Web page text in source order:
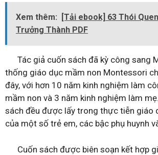
Xem thêm:
[Tải ebook] 63 Thói
Trưởng Thành PDF
Tác giả cuốn sách đã kỳ công sang
thống giáo dục mầm non Montessori
đây, với hơn 10 năm kinh nghiệm làm
mầm non và 3 năm kinh nghiệm làm
sách đều được lấy trong thực tiễn giáo
của một số trẻ em, các bậc phụ huynh
Cuốn sách được biên soạn kết hợp